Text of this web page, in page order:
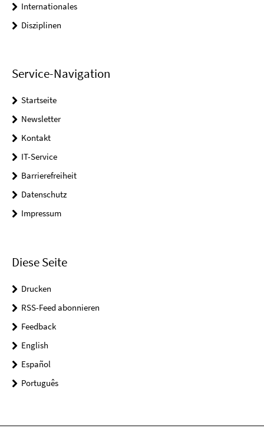
Internationales
Disziplinen
Service-Navigation
Startseite
Newsletter
Kontakt
IT-Service
Barrierefreiheit
Datenschutz
Impressum
Diese Seite
Drucken
RSS-Feed abonnieren
Feedback
English
Español
Português